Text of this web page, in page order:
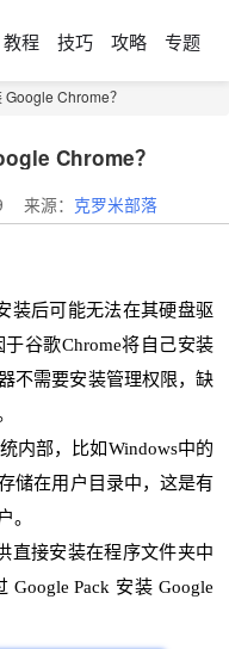
教程 技巧 攻略 专题
Chrome？
Chrome？
来源： 克罗米部落
装后可能无法在其硬盘驱
谷歌Chrome将自己安装
不需要安装管理权限，缺
部，比如Windows中的
储在用户目录中，这是有
。
接安装在程序文件夹中
Pack 安装 Google